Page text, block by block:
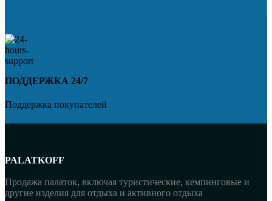
ПОДДЕРЖКА 24/7
Поддержка покупателей
PALATKOFF
Продажа палаток, включая туристические, кемпинговые и
другие изделия для отдыха и активного отдыха